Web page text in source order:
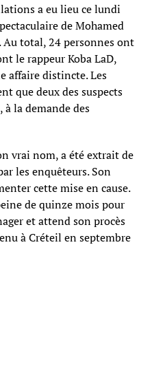
a eu lieu ce lundi
de Mohamed
Au total, 24 personnes ont
le rappeur Koba LaD,
affaire distincte. Les
que deux des suspects
la demande des
vrai nom, a été extrait de
les enquêteurs. Son
cette mise en cause.
de quinze mois pour
et attend son procès
à Créteil en septembre